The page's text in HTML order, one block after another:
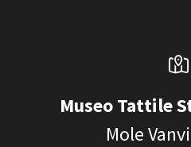
Museo Tattile
Mole